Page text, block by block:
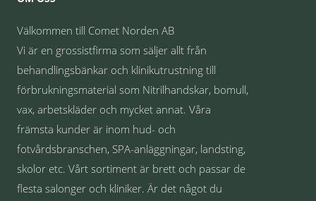
Välkommen till Comet Norden AB
Vi är en grossistfirma som säljer allt från
behandlingsbänkar och klinikutrustning till
förbrukningsmaterial som Nitrilhandskar, bomull,
vax, arbetskläder och mycket annat. Våra
främsta kunder är inom hud- och
fotvårdsbranschen, SPA-anläggningar, landsting,
skolor etc. Vårt sortiment är brett och passar de
flesta salonger och kliniker. Är det något du